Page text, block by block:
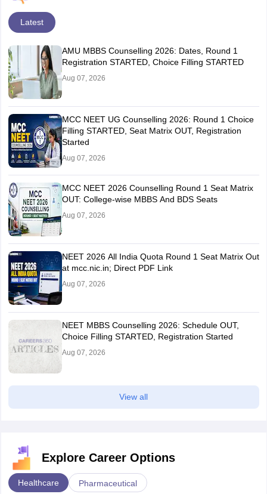
Latest
AMU MBBS Counselling 2026: Dates, Round 1
Registration STARTED, Choice Filling STARTED
Aug 07, 2026
MCC NEET UG Counselling 2026: Round 1 Choice
Filling STARTED, Seat Matrix OUT, Registration
Started
Aug 07, 2026
MCC NEET 2026 Counselling Round 1 Seat Matrix
OUT: College-wise MBBS And BDS Seats
Aug 07, 2026
NEET 2026 All India Quota Round 1 Seat Matrix Out
at mcc.nic.in; Direct PDF Link
Aug 07, 2026
NEET MBBS Counselling 2026: Schedule OUT,
Choice Filling STARTED, Registration Started
Aug 07, 2026
View all
Explore Career Options
Healthcare Pharmaceutical